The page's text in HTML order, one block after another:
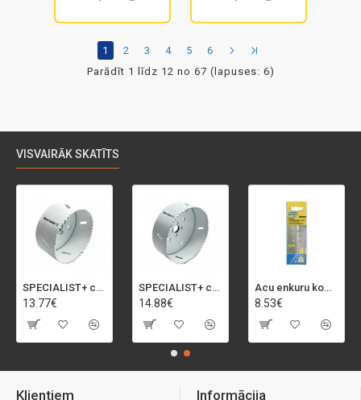
1 2 3 4 5
6
Parādīt 1 līdz 12 no 67 (lapuses: 6)
VISVAIRĀK SKATĪTS
SPECIALIST+ caurumu zāģis BI-METAL, 92 mm
13.77€
SPECIALIST+ caurumu zāģis BI-METAL, 98 mm
14.88€
Acu enkuru komplekts, 3-13 mm, Rapid, 12 gab.
8.53€
Klientiem Informācija